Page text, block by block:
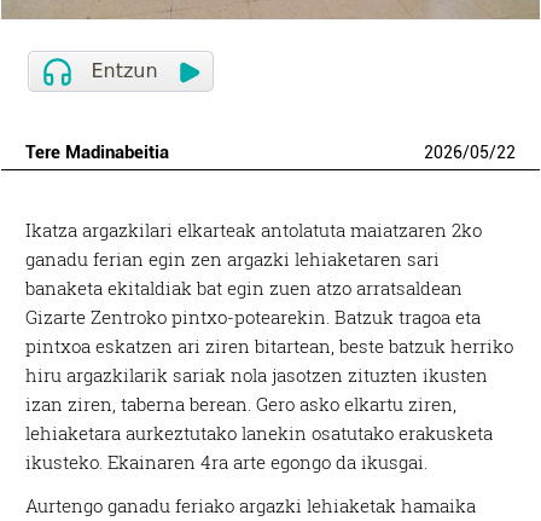
Tere Madinabeitia 2026/05/22
Ikatza argazkilari elkarteak antolatuta maiatzaren 2ko
ganadu ferian egin zen argazki lehiaketaren sari
banaketa ekitaldiak bat egin zuen atzo arratsaldean
Gizarte Zentroko pintxo-potearekin. Batzuk tragoa eta
pintxoa eskatzen ari ziren bitartean, beste batzuk herriko
hiru argazkilarik sariak nola jasotzen zituzten ikusten
izan ziren, taberna berean. Gero asko elkartu ziren,
lehiaketara aurkeztutako lanekin osatutako erakusketa
ikusteko. Ekainaren 4ra arte egongo da ikusgai.
Aurtengo ganadu feriako argazki lehiaketak hamaika